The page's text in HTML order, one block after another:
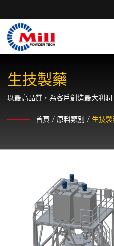
生技製藥
以最高品質，為客戶創造最大利
首頁 / 原料類別 / 生技